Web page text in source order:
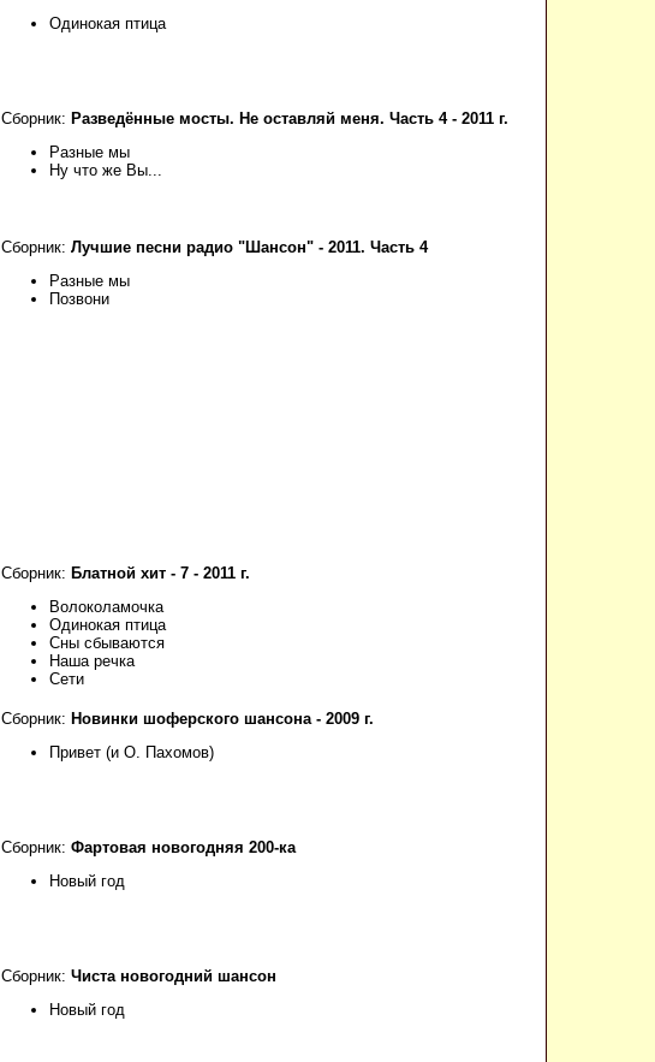
Одинокая птица
Сборник: Разведённые мосты. Не оставляй меня. Часть 4 - 2011 г.
Разные мы
Ну что же Вы...
Сборник: Лучшие песни радио "Шансон" - 2011. Часть 4
Разные мы
Позвони
Сборник: Блатной хит - 7 - 2011 г.
Волоколамочка
Одинокая птица
Сны сбываются
Наша речка
Сети
Сборник: Новинки шоферского шансона - 2009 г.
Привет (и О. Пахомов)
Сборник: Фартовая новогодняя 200-ка
Новый год
Сборник: Чиста новогодний шансон
Новый год